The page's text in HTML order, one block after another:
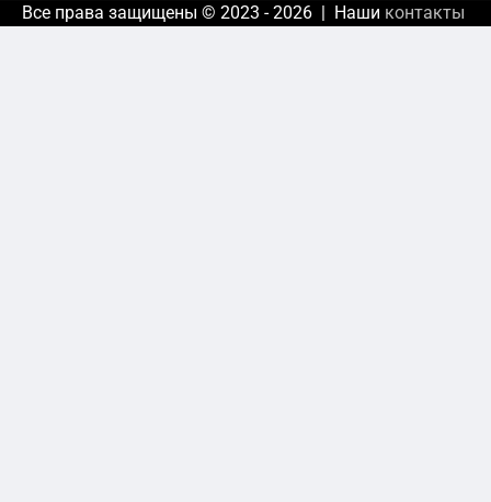
Все права защищены © 2023 - 2026 | Наши контакты